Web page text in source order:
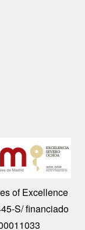
of Excellence
S/ financiado